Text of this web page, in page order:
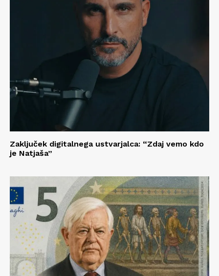
Zaključek digitalnega ustvarjalca: “Zdaj vemo kdo
je Natjaša”